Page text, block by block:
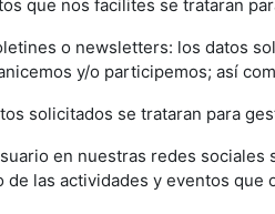
que nos facilites se trataran
o newsletters: los datos
y/o participemos; así
solicitados se trataran para
en nuestras redes
las actividades y eventos